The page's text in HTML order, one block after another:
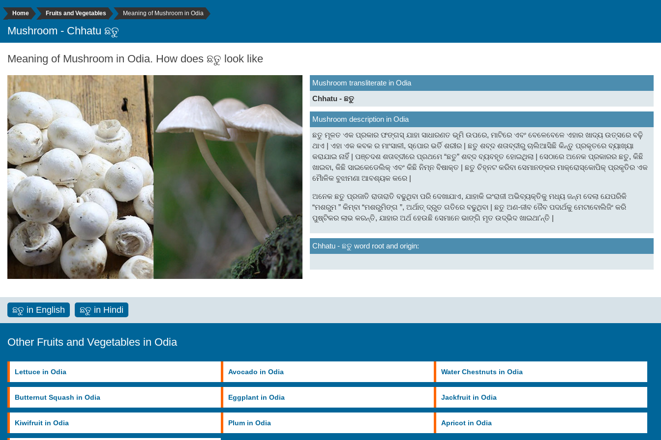
Home Fruits and Vegetables Meaning of Mushroom in Odia
Mushroom - Chhatu ଛତୁ
Meaning of Mushroom in Odia. How does ଛତୁ look like
Mushroom transliterate in Odia
Chhatu - ଛତୁ
Mushroom description in Odia
ଛତୁ ମୂଳତ ଏକ ପ୍ରକାର ଫଙ୍ଗସ୍ ଯାହା ସାଧାରଣତ ଭୂମି ଉପରେ, ମାଟିରେ ଏବଂ ବେଳେବେଳେ ଏହାର ଖାଦ୍ୟ ଉତ୍ସରେ ବଢ଼ି଼
ଥାଏ | ଏହା ଏକ କବକ ର ମାଂସାଳୀ, ସ୍ପୋର ଭର୍ତି ଶରୀର | ଛତୁ ଶବ୍ଦ ଶତାବ୍ଦୀରୁ ଚାଲିଆସିଛି କିନ୍ତୁ ପ୍ରକୃତରେ ବ୍ୟାଖ୍ୟା
କରାଯାଇ ନାହିଁ | ପଞ୍ଚଦଶ ଶତାବ୍ଦୀରେ ପ୍ରଥମେ “ଛତୁ” ଶବ୍ଦ ବ୍ୟବହୃତ ହୋଇଥିଲା | ସେଠାରେ ଅନେକ ପ୍ରକାରର ଛତୁ, କିଛି
ଖାଇବା, କିଛି ସାଇକେଡେଲିକ୍ ଏବଂ କିଛି ନିମ୍ନ ବିଷାକ୍ତ | ଛତୁ ଚିହ୍ନଟ କରିବା ସେମାନଙ୍କର ମାକ୍ରୋସ୍କୋପିକ୍ ପ୍ରକୃତିର ଏକ
ମୋୖଳିକ ବୁଝାମଣା ଆବଶ୍ୟକ କରେ |
ଅନେକ ଛତୁ ପ୍ରଜାତି ରାତାରାତି ବଢୁଥିବା ପରି ଦେଖାଯାଏ, ଯାହାକି ଇଂରାଜୀ ଅଭିବ୍ୟକ୍ତିକୁ ମଧ୍ୟ ଜନ୍ମ ଦେଲା ଯେପରିକି
“ମଶରୁମ ” କିମ୍ବା “ମଶରୁମିଙ୍ଗ ”, ଅର୍ଥାତ୍ ଦ୍ରୁତ ଗତିରେ ବଢୁଥିବା | ଛତୁ ଅଣ-ଜୀବ ଜୈବ ପଦାର୍ଥକୁ ମେଟାବୋଲିଜିଂ କରି
ପୁଷ୍ଟିକର ଲାଭ କରନ୍ତି, ଯାହାର ଅର୍ଥ ହେଉଛି ସେମାନେ ଭାଙ୍ଗି ମୃତ ଉଦ୍ଭିଦ ଖାଇଥା’ନ୍ତି |
Chhatu - ଛତୁ word root and origin:
ଛତୁ in English ଛତୁ in Hindi
Other Fruits and Vegetables in Odia
Lettuce in Odia Avocado in Odia Water Chestnuts in Odia
Butternut Squash in Odia Eggplant in Odia Jackfruit in Odia
Kiwifruit in Odia Plum in Odia Apricot in Odia